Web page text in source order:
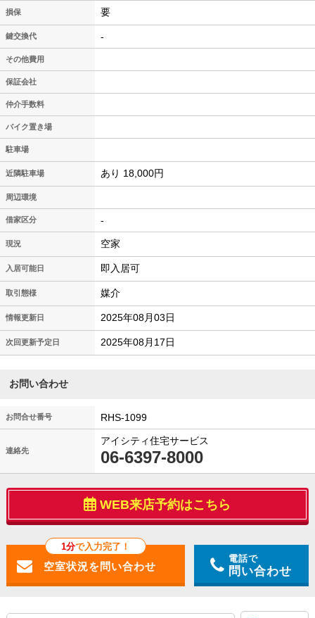
損保 要
鍵交換代 -
その他費用
保証会社
仲介手数料
バイク置き場
駐車場
近隣駐車場 あり 18,000円
周辺環境
借家区分 -
現況 空家
入居可能日 即入居可
取引態様 媒介
情報更新日 2025年08月03日
次回更新予定日 2025年08月17日
お問い合わせ
お問合せ番号 RHS-1099
連絡先
アイシティ住宅サービス
06-6397-8000
WEB来店予約はこちら
1分で入力完了！
電話で
問い合わせ